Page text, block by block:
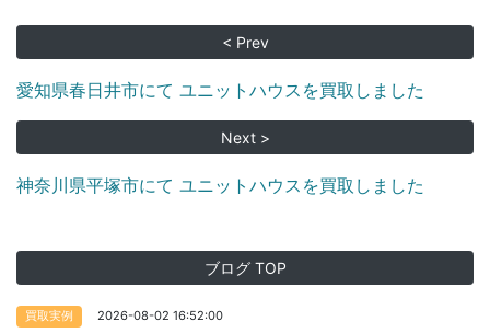
< Prev
愛知県春日井市にて ユニットハウスを買取しました
Next >
神奈川県平塚市にて ユニットハウスを買取しました
ブログ TOP
買取実例 2026-08-02 16:52:00